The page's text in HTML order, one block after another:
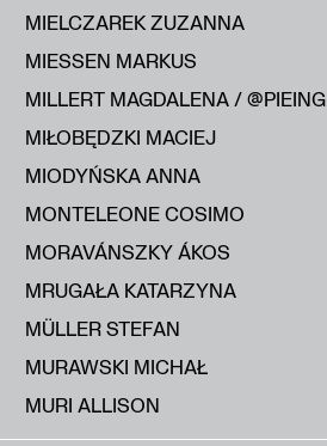
MIELCZAREK ZUZANNA
MIESSEN MARKUS
MILLERT MAGDALENA / @PIEING
MIŁOBĘDZKI MACIEJ
MIODYŃSKA ANNA
MONTELEONE COSIMO
MORAVÁNSZKY ÁKOS
MRUGAŁA KATARZYNA
MÜLLER STEFAN
MURAWSKI MICHAŁ
MURI ALLISON